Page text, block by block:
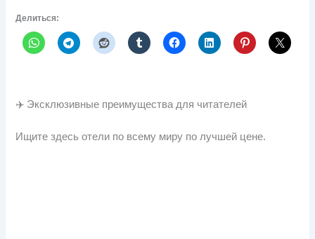
Делиться:
✈️ Эксклюзивные преимущества для читателей
Ищите здесь отели по всему миру по лучшей цене.